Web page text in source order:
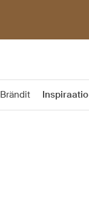
Brändit Inspiraatio